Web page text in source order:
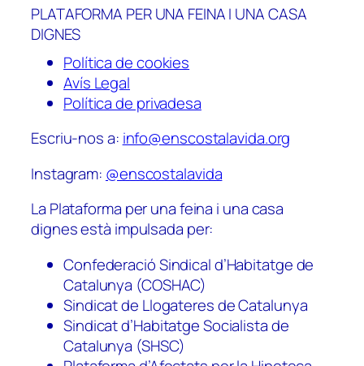
PLATAFORMA PER UNA FEINA I UNA CASA
DIGNES
Política de cookies
Avís Legal
Política de privadesa
Escriu-nos a: info@enscostalavida.org
Instagram: @enscostalavida
La Plataforma per una feina i una casa
dignes està impulsada per:
Confederació Sindical d’Habitatge de
Catalunya (COSHAC)
Sindicat de Llogateres de Catalunya
Sindicat d’Habitatge Socialista de
Catalunya (SHSC)